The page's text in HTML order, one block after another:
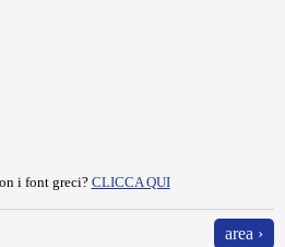
i font greci? CLICCA QUI
area ›